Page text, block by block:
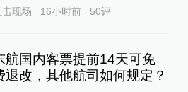
击现场 16小时前 50评
航国内客票提前14天可免
退改，其他航司如何规定？